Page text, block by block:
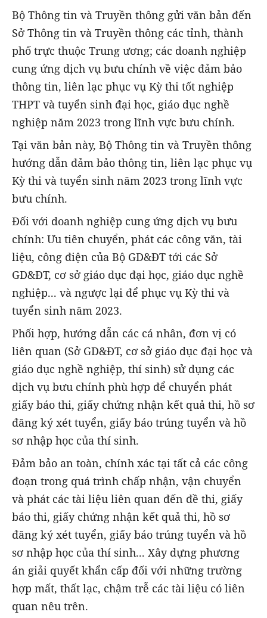
Bộ Thông tin và Truyền thông gửi văn bản đến
Sở Thông tin và Truyền thông các tỉnh, thành
phố trực thuộc Trung ương; các doanh nghiệp
cung ứng dịch vụ bưu chính về việc đảm bảo
thông tin, liên lạc phục vụ Kỳ thi tốt nghiệp
THPT và tuyển sinh đại học, giáo dục nghề
nghiệp năm 2023 trong lĩnh vực bưu chính.
Tại văn bản này, Bộ Thông tin và Truyền thông
hướng dẫn đảm bảo thông tin, liên lạc phục vụ
Kỳ thi và tuyển sinh năm 2023 trong lĩnh vực
bưu chính.
Đối với doanh nghiệp cung ứng dịch vụ bưu
chính: Ưu tiên chuyển, phát các công văn, tài
liệu, công điện của Bộ GD&ĐT tới các Sở
GD&ĐT, cơ sở giáo dục đại học, giáo dục nghề
nghiệp... và ngược lại để phục vụ Kỳ thi và
tuyển sinh năm 2023.
Phối hợp, hướng dẫn các cá nhân, đơn vị có
liên quan (Sở GD&ĐT, cơ sở giáo dục đại học và
giáo dục nghề nghiệp, thí sinh) sử dụng các
dịch vụ bưu chính phù hợp để chuyển phát
giấy báo thi, giấy chứng nhận kết quả thi, hồ sơ
đăng ký xét tuyển, giấy báo trúng tuyển và hồ
sơ nhập học của thí sinh.
Đảm bảo an toàn, chính xác tại tất cả các công
đoạn trong quá trình chấp nhận, vận chuyển
và phát các tài liệu liên quan đến đề thi, giấy
báo thi, giấy chứng nhận kết quả thi, hồ sơ
đăng ký xét tuyển, giấy báo trúng tuyển và hồ
sơ nhập học của thí sinh... Xây dựng phương
án giải quyết khẩn cấp đối với những trường
hợp mất, thất lạc, chậm trễ các tài liệu có liên
quan nêu trên.